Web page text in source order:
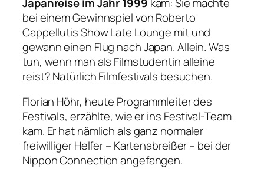
bei einem Gewinnspiel von Roberto
Cappellutis Show Late Lounge mit und
gewann einen Flug nach Japan. Allein. Was
tun, wenn man als Filmstudentin alleine
reist? Natürlich Filmfestivals besuchen.
Florian Höhr, heute Programmleiter des
Festivals, erzählte, wie er ins Festival-Team
kam. Er hat nämlich als ganz normaler
freiwilliger Helfer – Kartenabreißer – bei der
Nippon Connection angefangen.